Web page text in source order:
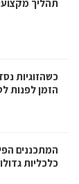
תהליך
כשהזוגיות
הזמן לפנות
המתכננים
כלכליות